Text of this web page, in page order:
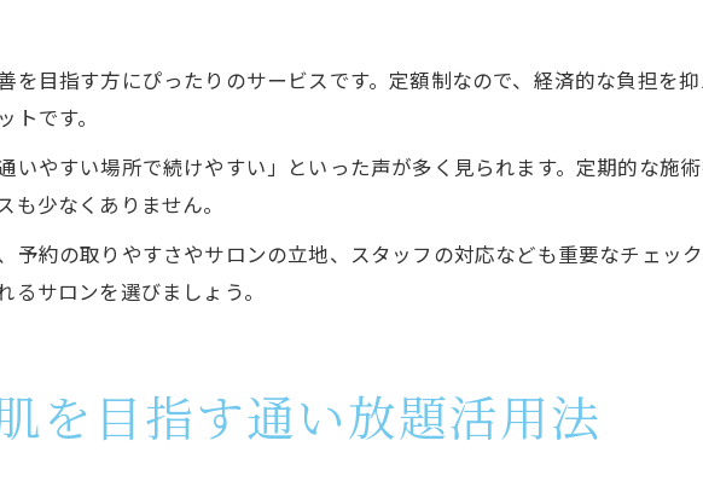
目指す方にぴったりのサービスです。定額制なので、経済的な負担を
です。
いやすい場所で続けやすい」といった声が多く見られます。定期的な施
少なくありません。
予約の取りやすさやサロンの立地、スタッフの対応なども重要なチェッ
サロンを選びましょう。
を目指す通い放題活用法